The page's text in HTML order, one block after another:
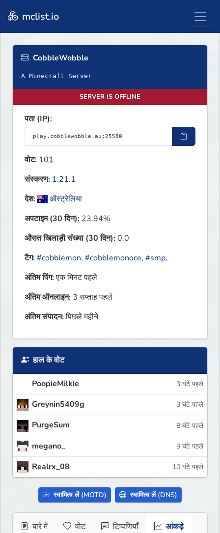
mclist.io
CobbleWobble
A Minecraft Server
SERVER IS OFFLINE
पता (IP):
वोट:101
संस्करण: 1.21.1
देश:
ऑस्ट्रेलिया
अपटाइम (30 दिन): 23.94%
औसत खिलाड़ी संख्या (30 दिन):0.0
टैग:#cobblemon, #cobblemonoce, #smp,
अंतिम पिंग:एक मिनट पहले
अंतिम ऑनलाइन: 3 सप्ताह पहले
अंतिम संपादन:पिछले महीने
हाल के वोट
PoopieMilkie 3 घंटे पहले
Greynin5409g 3 घंटे पहले
PurgeSum 8 घंटे पहले
megano_ 9 घंटे पहले
Realrx_08 10 घंटे पहले
स्वामित्व लें (MOTD) स्वामित्व लें (DNS)
बारे में वोट टिप्पणियाँ आंकड़े